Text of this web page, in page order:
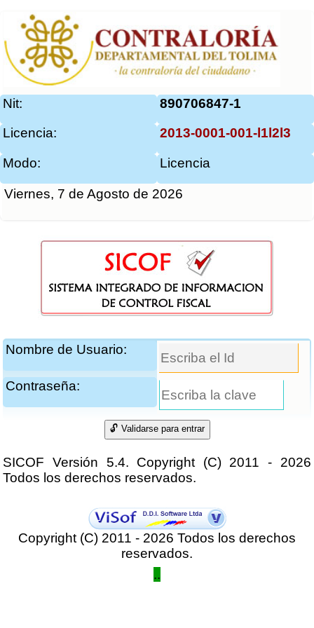
Nit: 890706847-1
Licencia: 2013-0001-001-l1l2l3
Modo: Licencia
Viernes, 7 de Agosto de 2026
Nombre de Usuario:
Contraseña:
SICOF Versión 5.4. Copyright (C) 2011 - 2026
Todos los derechos reservados.
Copyright (C) 2011 - 2026 Todos los derechos
reservados.
..